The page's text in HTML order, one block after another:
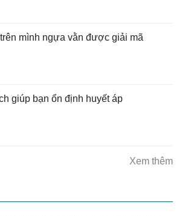
mình ngựa vằn được giải mã
giúp bạn ổn định huyết áp
Xem thêm